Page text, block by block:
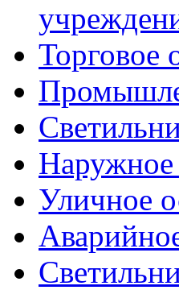
Торговое
Наружное
Уличное